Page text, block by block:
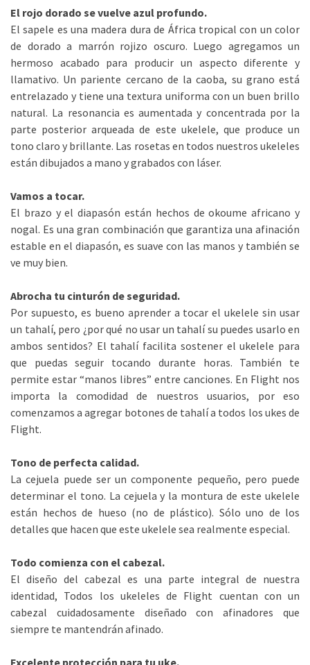
El rojo dorado se vuelve azul profundo.
El sapele es una madera dura de África tropical con un color
de dorado a marrón rojizo oscuro. Luego agregamos un
hermoso acabado para producir un aspecto diferente y
llamativo. Un pariente cercano de la caoba, su grano está
entrelazado y tiene una textura uniforma con un buen brillo
natural. La resonancia es aumentada y concentrada por la
parte posterior arqueada de este ukelele, que produce un
tono claro y brillante. Las rosetas en todos nuestros ukeleles
están dibujados a mano y grabados con láser.
Vamos a tocar.
El brazo y el diapasón están hechos de okoume africano y
nogal. Es una gran combinación que garantiza una afinación
estable en el diapasón, es suave con las manos y también se
ve muy bien.
Abrocha tu cinturón de seguridad.
Por supuesto, es bueno aprender a tocar el ukelele sin usar
un tahalí, pero ¿por qué no usar un tahalí su puedes usarlo en
ambos sentidos? El tahalí facilita sostener el ukelele para
que puedas seguir tocando durante horas. También te
permite estar “manos libres” entre canciones. En Flight nos
importa la comodidad de nuestros usuarios, por eso
comenzamos a agregar botones de tahalí a todos los ukes de
Flight.
Tono de perfecta calidad.
La cejuela puede ser un componente pequeño, pero puede
determinar el tono. La cejuela y la montura de este ukelele
están hechos de hueso (no de plástico). Sólo uno de los
detalles que hacen que este ukelele sea realmente especial.
Todo comienza con el cabezal.
El diseño del cabezal es una parte integral de nuestra
identidad, Todos los ukeleles de Flight cuentan con un
cabezal cuidadosamente diseñado con afinadores que
siempre te mantendrán afinado.
Excelente protección para tu uke.